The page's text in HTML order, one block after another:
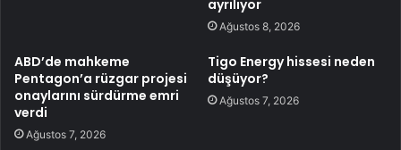
ayrılıyor
Ağustos 8, 2026
ABD’de mahkeme
Pentagon’a rüzgar projesi
onaylarını sürdürme emri
verdi
Ağustos 7, 2026
Tigo Energy hissesi neden
düşüyor?
Ağustos 7, 2026